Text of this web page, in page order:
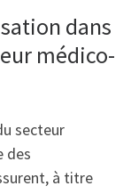
dans
médico-
secteur
des
à titre